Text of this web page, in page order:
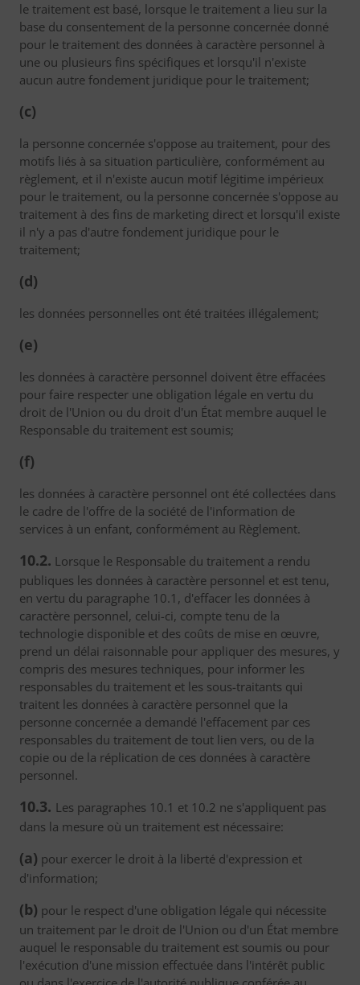
le traitement est basé, lorsque le traitement a lieu sur la
base du consentement de la personne concernée donné
pour le traitement des données à caractère personnel à
une ou plusieurs fins spécifiques et lorsqu'il n'existe
aucun autre fondement juridique pour le traitement;
(c)
la personne concernée s'oppose au traitement, pour des
motifs liés à sa situation particulière, conformément au
règlement, et il n'existe aucun motif légitime impérieux
pour le traitement, ou la personne concernée s'oppose au
traitement à des fins de marketing direct et lorsqu'il existe
il n'y a pas d'autre fondement juridique pour le
traitement;
(d)
les données personnelles ont été traitées illégalement;
(e)
les données à caractère personnel doivent être effacées
pour faire respecter une obligation légale en vertu du
droit de l'Union ou du droit d'un État membre auquel le
Responsable du traitement est soumis;
(f)
les données à caractère personnel ont été collectées dans
le cadre de l'offre de la société de l'information de
services à un enfant, conformément au Règlement.
10.2. Lorsque le Responsable du traitement a rendu
publiques les données à caractère personnel et est tenu,
en vertu du paragraphe 10.1, d'effacer les données à
caractère personnel, celui-ci, compte tenu de la
technologie disponible et des coûts de mise en œuvre,
prend un délai raisonnable pour appliquer des mesures, y
compris des mesures techniques, pour informer les
responsables du traitement et les sous-traitants qui
traitent les données à caractère personnel que la
personne concernée a demandé l'effacement par ces
responsables du traitement de tout lien vers, ou de la
copie ou de la réplication de ces données à caractère
personnel.
10.3. Les paragraphes 10.1 et 10.2 ne s'appliquent pas
dans la mesure où un traitement est nécessaire:
(a) pour exercer le droit à la liberté d'expression et
d'information;
(b) pour le respect d'une obligation légale qui nécessite
un traitement par le droit de l'Union ou d'un État membre
auquel le responsable du traitement est soumis ou pour
l'exécution d'une mission effectuée dans l'intérêt public